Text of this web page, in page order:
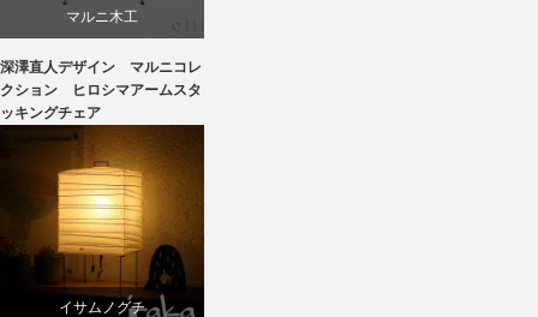
マルニ木工
深澤直人
深澤直人デザイン マルニコレ
クション ヒロシマアームスタ
ッキングチェア
イサムノグチ